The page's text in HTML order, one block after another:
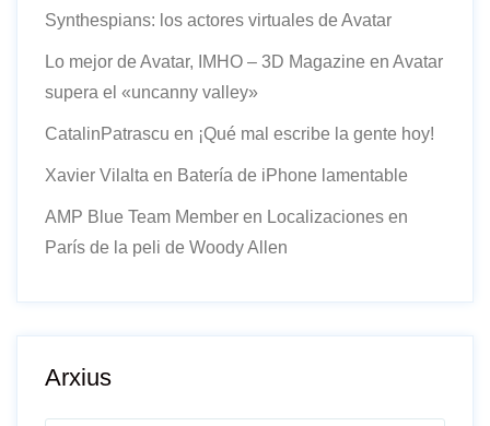
Synthespians: los actores virtuales de Avatar
Lo mejor de Avatar, IMHO – 3D Magazine en Avatar
supera el «uncanny valley»
CatalinPatrascu en ¡Qué mal escribe la gente hoy!
Xavier Vilalta en Batería de iPhone lamentable
AMP Blue Team Member en Localizaciones en
París de la peli de Woody Allen
Arxius